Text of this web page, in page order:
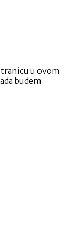
u ovom
budem